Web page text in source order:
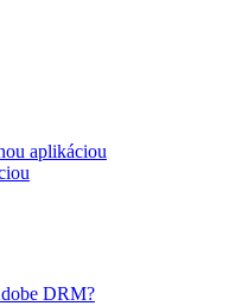
aplikáciou
DRM?